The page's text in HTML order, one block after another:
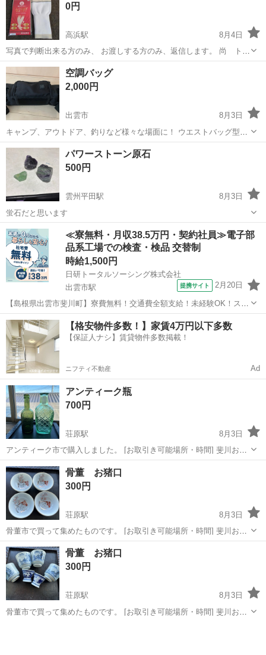
0円
高浜駅
8月4日
写真で判断出来る方のみ、 お渡しする方のみ、返信します。 尚 トラ
ブル防止のため、複数ご希望の方は、個々の商品に、お問い合わせ下
さい。 引き取り早い方が、最高です 基本 5日以内の 引き取りの方
のみ
島根 出雲市 高浜駅
空調バッグ
2,000円
出雲市
8月3日
キャンプ、アウトドア、釣りなど様々な場面に！ ウエストバッグ型の
扇風機です。 3段階での風量調整できます。 色は黒です。 ＊主観的メ
リット 服を選ばない。体格を選ばない。お子様でも気軽に使用でき
る。強にすると割と涼しくて...
島根 出雲市
パワーストーン原石
500円
雲州平田駅
8月3日
蛍石だと思います
島根 出雲市 雲州平田駅 その他 パワーストーン
≪寮無料・月収38.5万円・契約社員≫電子部
品系工場での検査・検品 交替制
時給1,500円
日研トータルソーシング株式会社
出雲市駅
提携サイト 2月20日
【島根県出雲市斐川町】寮費無料！交通費全額支給！未経験OK！スマ
ホ等に使用される電子部品の製造《お仕事No.9A1035》 お仕事につい
て セラミックコンデンサという自動車やスマートフォン等の中に組み
込まれている、一時的に...
島根 出雲市 出雲市駅 その他
【格安物件多数！】家賃4万円以下多数
【保証人ナシ】賃貸物件多数掲載！
ニフティ不動産 Ad
アンティーク瓶
700円
荘原駅
8月3日
アンティーク市で購入しました。 [お取引き可能場所・時間] 斐川おだ
平日:19:00〜21:00 土日:要相談(希望に添えない時もあります。
ご了承お願い致します。...
島根 出雲市 荘原駅
骨董 お猪口
300円
荘原駅
8月3日
骨董市で買って集めたものです。 [お取引き可能場所・時間] 斐川おだ
平日:19:00〜21:00 土日:要相談(希望に添えない時もあります。
ご了承お願い致します。)...
島根 出雲市 荘原駅 その他
骨董 お猪口
300円
荘原駅
8月3日
骨董市で買って集めたものです。 [お取引き可能場所・時間] 斐川おだ